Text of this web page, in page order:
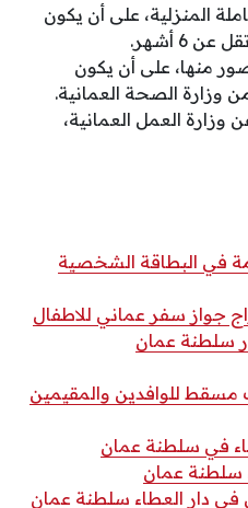
المنزلية، على أن يكون
6 أشهر.
منها، على أن يكون
وزارة الصحة العمانية.
العمل العمانية،
في البطاقة الشخصية
جواز سفر عماني للاطفال
سلطنة عمان
للوافدين والمقيمين
في سلطنة عمان
سلطنة عمان
دار العطاء سلطنة عمان